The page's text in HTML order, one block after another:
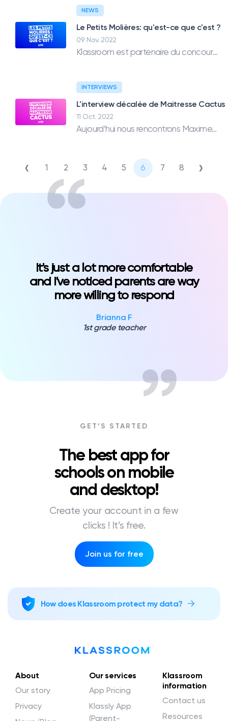
NEWS
Le Petits Molières: qu'est-ce que c'est ?
09 Nov. 2022
Klassroom est partenaire du concours d'écriture organisé par Plume. On vous en dit plus.
INTERVIEWS
L'interview décalée de Maitresse Cactus
11 Oct. 2022
Aujourd’hui nous rencontrons Maxime, elle est professeur des écoles depuis 7 ans. Vous la connaissez peut-être sous le nom de Maîtresse Cactus, son compte Instagram.
‹ 1 2 3 4 5 6 7 8 ›
It's just a lot more comfortable
and I've noticed parents are way
more willing to respond
Brianna F
1st grade teacher
GET’S STARTED
The best app for
schools on mobile
and desktop!
Create your account in a few
clicks ! It’s free.
Join us for free
How does Klassroom protect my data?
About
Our story
Privacy
Our services
App Pricing
Klassly App
(Parent-
Klassroom
information
Contact us
Resources